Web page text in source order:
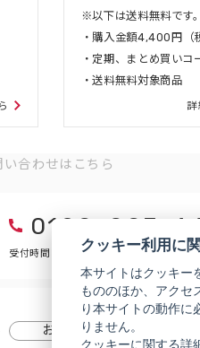
※以下は送料無料です。
・購入金額4,400円（
・定期、まとめ買いコ
・送料無料対象商品
詳
合わせはこちら
0120-007-
受付時間 9:00～18:00（年末年始などを
お問い合わせフォーム
クッキー利用に
本サイトはクッキー
もののほか、アクセ
り本サイトの動作に
りません。
クッキーに関する詳